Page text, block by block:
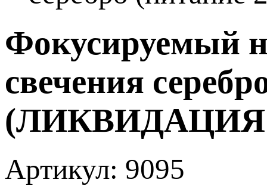
Фокусируемый
свечения
Артикул: 9095